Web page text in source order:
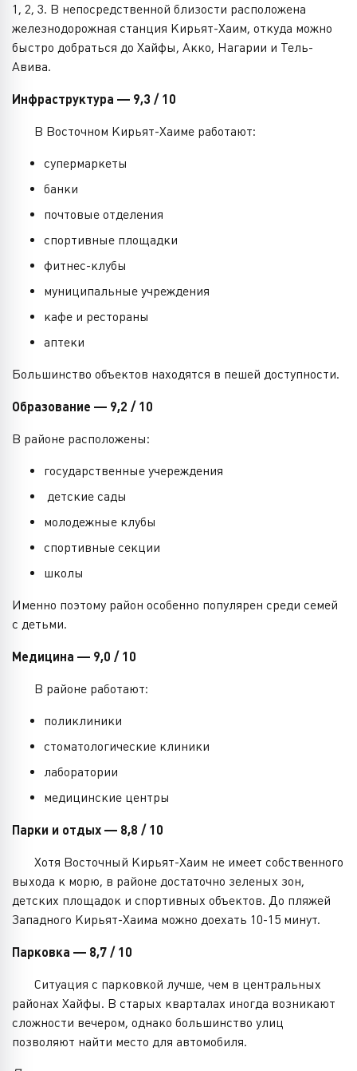
1, 2, 3. В непосредственной близости расположена
железнодорожная станция Кирьят-Хаим, откуда можно
быстро добраться до Хайфы, Акко, Нагарии и Тель-
Авива.
Инфраструктура — 9,3 / 10
В Восточном Кирьят-Хаиме работают:
супермаркеты
банки
почтовые отделения
спортивные площадки
фитнес-клубы
муниципальные учреждения
кафе и рестораны
аптеки
Большинство объектов находятся в пешей доступности.
Образование — 9,2 / 10
В районе расположены:
государственные учереждения
детские сады
молодежные клубы
спортивные секции
школы
Именно поэтому район особенно популярен среди семей
с детьми.
Медицина — 9,0 / 10
В районе работают:
поликлиники
стоматологические клиники
лаборатории
медицинские центры
Парки и отдых — 8,8 / 10
Хотя Восточный Кирьят-Хаим не имеет собственного
выхода к морю, в районе достаточно зеленых зон,
детских площадок и спортивных объектов. До пляжей
Западного Кирьят-Хаима можно доехать 10-15 минут.
Парковка — 8,7 / 10
Ситуация с парковкой лучше, чем в центральных
районах Хайфы. В старых кварталах иногда возникают
сложности вечером, однако большинство улиц
позволяют найти место для автомобиля.